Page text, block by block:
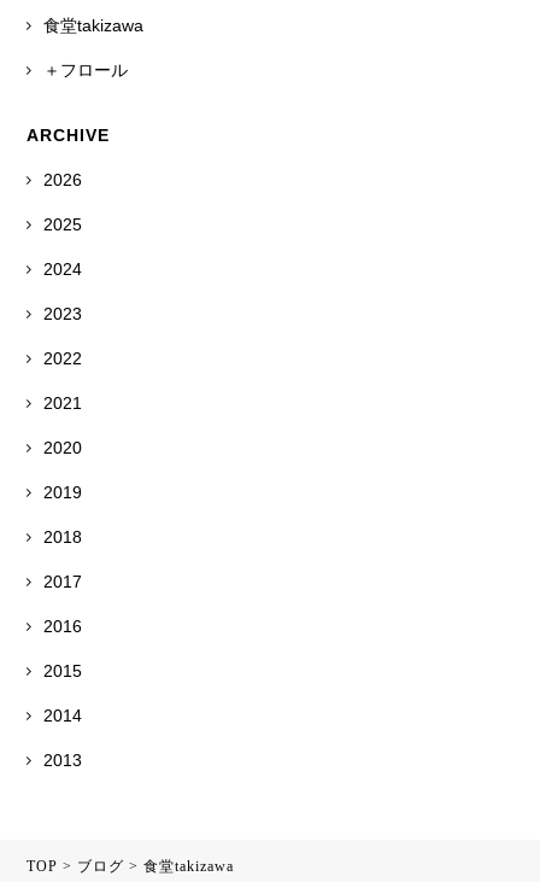
食堂takizawa
＋フロール
ARCHIVE
2026
2025
2024
2023
2022
2021
2020
2019
2018
2017
2016
2015
2014
2013
TOP > ブログ >食堂takizawa